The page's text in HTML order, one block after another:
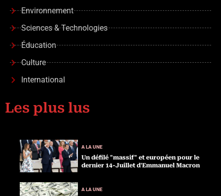
Environnement
Sciences & Technologies
Éducation
Culture
International
Les plus lus
A LA UNE
Un défilé "massif" et européen pour le
dernier 14-Juillet d'Emmanuel Macron
A LA UNE